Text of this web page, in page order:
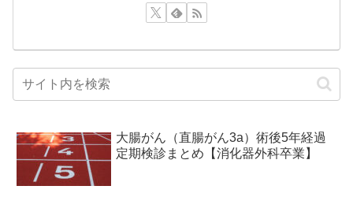
大腸がん（直腸がん3a）術後5年経過
定期検診まとめ【消化器外科卒業】